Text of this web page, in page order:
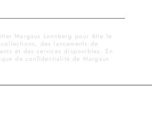
Margaux Lonnberg pour être le
des lancements de
et des services disponibles. En
de confidentialité de Margaux